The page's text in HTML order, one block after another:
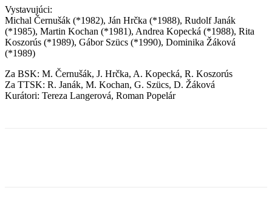
Vystavujúci:
Michal Černušák (*1982), Ján Hrčka (*1988), Rudolf Janák
(*1985), Martin Kochan (*1981), Andrea Kopecká (*1988), Rita
Koszorús (*1989), Gábor Szücs (*1990), Dominika Žáková
(*1989)
Za BSK: M. Černušák, J. Hrčka, A. Kopecká, R. Koszorús
Za TTSK: R. Janák, M. Kochan, G. Szücs, D. Žáková
Kurátori: Tereza Langerová, Roman Popelár